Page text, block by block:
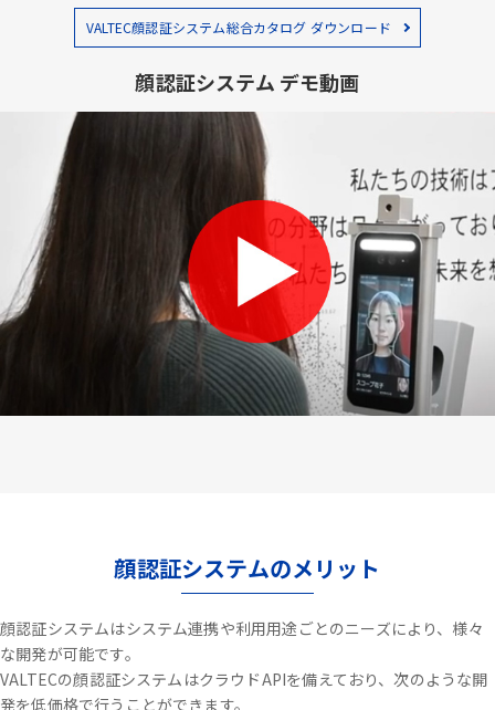
VALTEC顔認証システム総合カタログ ダウンロード
顔認証システム デモ動画
顔認証システムのメリット
顔認証システムはシステム連携や利用用途ごとのニーズにより、様々
な開発が可能です。
VALTECの顔認証システムはクラウドAPIを備えており、次のような開
発を低価格で行うことができます。